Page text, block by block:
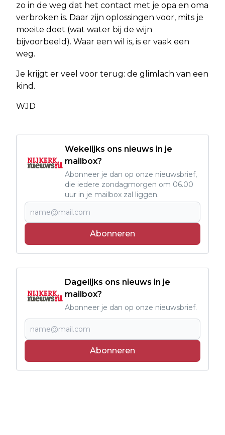
zo in de weg dat het contact met je opa en oma
verbroken is. Daar zijn oplossingen voor, mits je
moeite doet (wat water bij de wijn
bijvoorbeeld). Waar een wil is, is er vaak een
weg.
Je krijgt er veel voor terug: de glimlach van een
kind.
WJD
Wekelijks ons nieuws in je
mailbox?
Abonneer je dan op onze nieuwsbrief,
die iedere zondagmorgen om 06.00
uur in je mailbox zal liggen.
Abonneren
Dagelijks ons nieuws in je
mailbox?
Abonneer je dan op onze nieuwsbrief.
Abonneren